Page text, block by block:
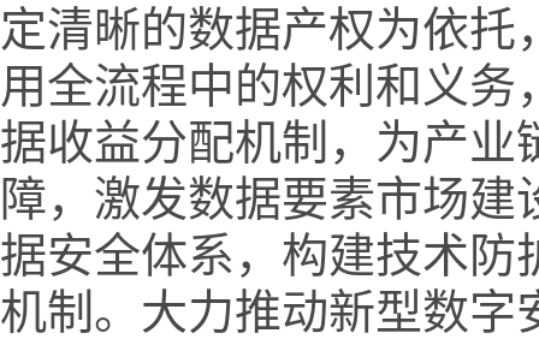
定清晰的数据产权为依
用全流程中的权利和义
据收益分配机制，为产业
障，激发数据要素市场
据安全体系，构建技术防
机制。大力推动新型数字